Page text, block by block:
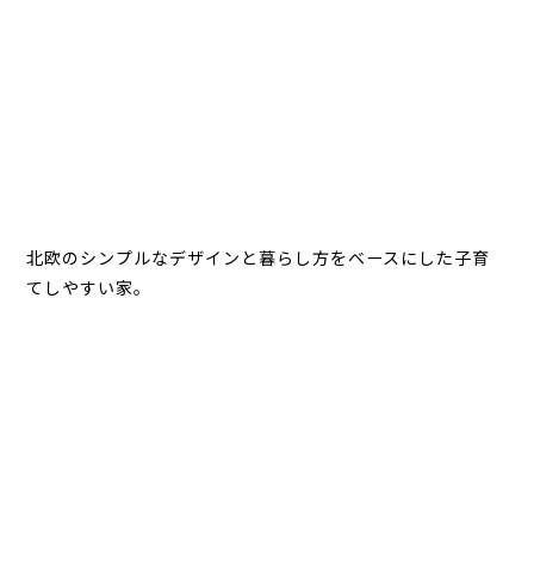
北欧のシンプルなデザインと暮らし方をベースにした子育
てしやすい家。